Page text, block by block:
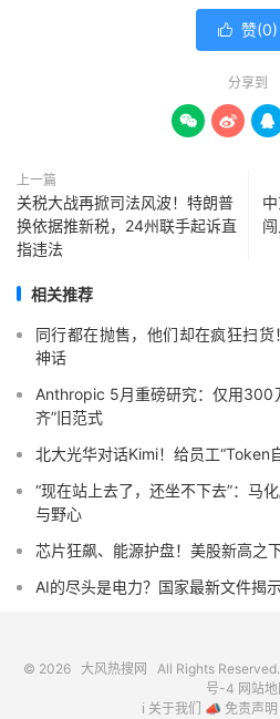
 赞(0)
分享到
  
上一篇
关税大战再掀司法风波！特朗普
换依据推新税，24州联手起诉直
指违法
相关推荐
同行都在抛售，他们却在疯狂扫
神话
Anthropic 5月重磅研究：仅用300
齐”旧范式
北大光华对话Kimi！给员工“Token
“现在站上去了，还坐不下去”：马
与野心
芯片狂飙、能源护盘！美股新高之
AI的尽头是电力？国家最新文件揭
© 2026 大风热搜网 All Rights Reserved.
号-4 网站地
ℹ️ 关于我们 📣 免责声明